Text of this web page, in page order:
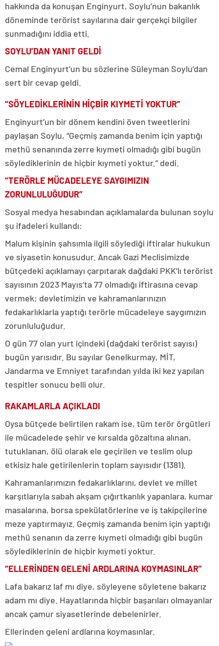
hakkında da konuşan Enginyurt, Soylu’nun bakanlık
döneminde terörist sayılarına dair gerçekçi bilgiler
sunmadığını iddia etti.
SOYLU’DAN YANIT GELDİ
Cemal Enginyurt’un bu sözlerine Süleyman Soylu’dan
sert bir cevap geldi.
“SÖYLEDİKLERİNİN HİÇBİR KIYMETİ YOKTUR”
Enginyurt’un bir dönem kendini öven tweetlerini
paylaşan Soylu, “Geçmiş zamanda benim için yaptığı
methü senanında zerre kıymeti olmadığı gibi bugün
söylediklerinin de hiçbir kıymeti yoktur.” dedi.
“TERÖRLE MÜCADELEYE SAYGIMIZIN
ZORUNLULUĞUDUR”
Sosyal medya hesabından açıklamalarda bulunan soylu
şu ifadeleri kullandı:
Malum kişinin şahsımla ilgili söylediği iftiralar hukukun
ve siyasetin konusudur. Ancak Gazi Meclisimizde
bütçedeki açıklamayı çarpıtarak dağdaki PKK’lı terörist
sayısının 2023 Mayıs’ta 77 olmadığı iftirasına cevap
vermek; devletimizin ve kahramanlarınızın
fedakarlıklarla yaptığı terörle mücadeleye saygımızın
zorunluluğudur.
O gün 77 olan yurt içindeki (dağdaki terörist sayısı)
bugün yarısıdır. Bu sayılar Genelkurmay, MİT,
Jandarma ve Emniyet tarafından yılda iki kez yapılan
tespitler sonucu belli olur.
RAKAMLARLA AÇIKLADI
Oysa bütçede belirtilen rakam ise, tüm terör örgütleri
ile mücadelede şehir ve kırsalda gözaltına alınan,
tutuklanan, ölü olarak ele geçirilen ve teslim olup
etkisiz hale getirilenlerin toplam sayısıdır (1381).
Kahramanlarımızın fedakarlıklarını, devlet ve millet
karşıtlarıyla sabah akşam çığırtkanlık yapanlara, kumar
masalarına, borsa spekülatörlerine ve iş takipçilerine
meze yaptırmayız. Geçmiş zamanda benim için yaptığı
methü senanın da zerre kıymeti olmadığı gibi bugün
söylediklerinin de hiçbir kıymeti yoktur.
“ELLERİNDEN GELENİ ARDLARINA KOYMASINLAR”
Lafa bakarız laf mı diye, söyleyene söyletene bakarız
adam mı diye. Hayatlarında hiçbir başarıları olmayanlar
ancak çamur siyasetlerinde debelenirler.
Ellerinden geleni ardlarına koymasınlar.